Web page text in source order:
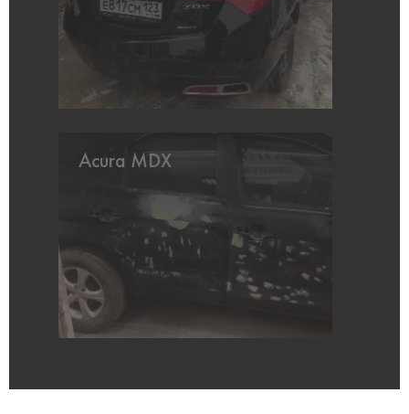
Acura MDX